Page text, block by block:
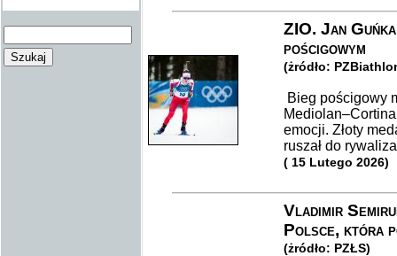
ZIO. Jan
pościgowym
(żródło:
Bieg pościgowy
emocji. Złoty
ruszał do
( 15 Lutego 2026)
Vladimir
Polsce, która
(żródło: PZŁS)